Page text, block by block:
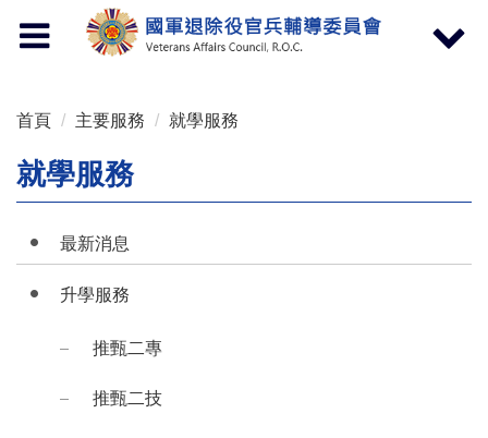
Toggle
navigation
Toggle
首頁 主要服務 就學服務
就學服務
最新消息
升學服務
推甄二專
推甄二技